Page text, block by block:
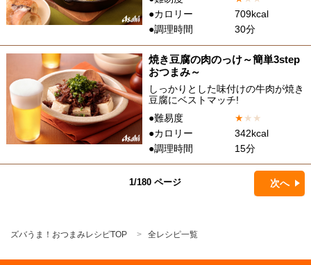
●カロリー
709kcal
●調理時間
30分
焼き豆腐の肉のっけ～簡単3step
おつまみ～
しっかりとした味付けの牛肉が焼き
豆腐にベストマッチ!
●難易度
★★ ★
●カロリー
342kcal
●調理時間
15分
1/180 ページ 次へ
ズバうま！おつまみレシピTOP 全レシピ一覧